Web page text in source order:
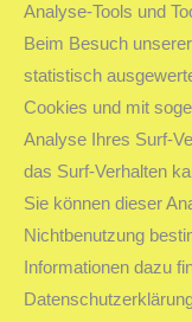
Analyse-Tools und
Beim Besuch
statistisch
Cookies und mit
Analyse Ihres Surf-
das Surf-Verhalten
Sie können dieser
Nichtbenutzung
Informationen dazu